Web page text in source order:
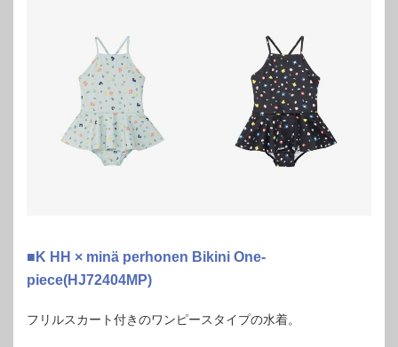
■K HH × minä perhonen Bikini One-
piece(HJ72404MP)
フリルスカート付きのワンピースタイプの水着。